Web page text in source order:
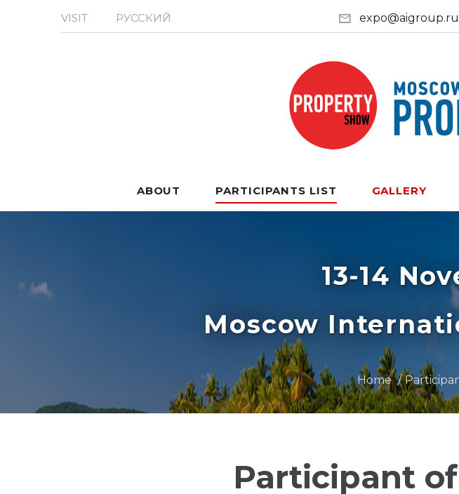
VISIT РУССКИЙ expo@aigroup.ru
ABOUT PARTICIPANTS LIST GALLERY
13-14
Moscow
Home
Participant